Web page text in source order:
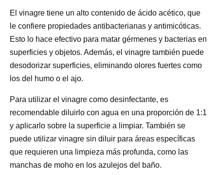
El vinagre tiene un alto contenido de ácido acético, que
le confiere propiedades antibacterianas y antimicóticas.
Esto lo hace efectivo para matar gérmenes y bacterias en
superficies y objetos. Además, el vinagre también puede
desodorizar superficies, eliminando olores fuertes como
los del humo o el ajo.
Para utilizar el vinagre como desinfectante, es
recomendable diluirlo con agua en una proporción de 1:1
y aplicarlo sobre la superficie a limpiar. También se
puede utilizar vinagre sin diluir para áreas específicas
que requieren una limpieza más profunda, como las
manchas de moho en los azulejos del baño.